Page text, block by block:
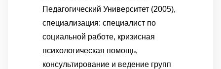
Педагогический Университет (2005),
специализация: специалист по
социальной работе, кризисная
психологическая помощь,
консультирование и ведение групп